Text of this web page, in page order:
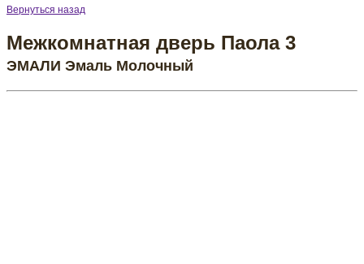
Вернуться назад
Межкомнатная дверь Паола 3
ЭМАЛИ Эмаль Молочный